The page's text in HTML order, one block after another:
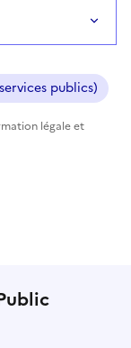
publics)
légale et